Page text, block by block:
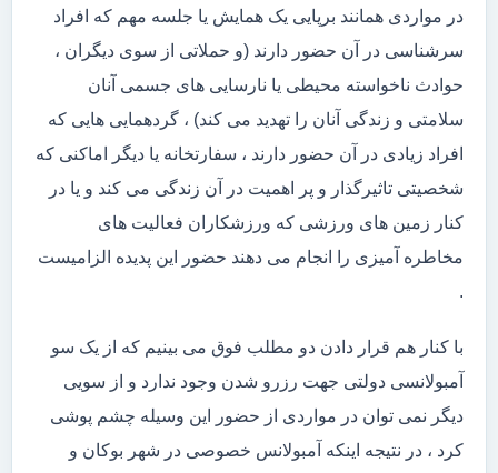
در مواردی همانند برپایی یک همایش یا جلسه مهم که افراد
سرشناسی در آن حضور دارند (و حملاتی از سوی دیگران ،
حوادث ناخواسته محیطی یا نارسایی های جسمی آنان
سلامتی و زندگی آنان را تهدید می کند) ، گردهمایی هایی که
افراد زیادی در آن حضور دارند ، سفارتخانه یا دیگر اماکنی که
شخصیتی تاثیرگذار و پر اهمیت در آن زندگی می کند و یا در
کنار زمین های ورزشی که ورزشکاران فعالیت های
مخاطره آمیزی را انجام می دهند حضور این پدیده الزامیست
.
با کنار هم قرار دادن دو مطلب فوق می بینیم که از یک سو
آمبولانسی دولتی جهت رزرو شدن وجود ندارد و از سویی
دیگر نمی توان در مواردی از حضور این وسیله چشم پوشی
کرد ، در نتیجه اینکه آمبولانس خصوصی در شهر بوکان و